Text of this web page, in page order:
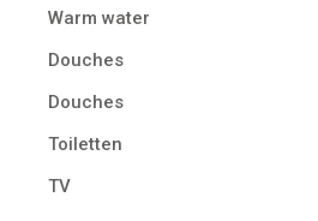
Warm water
Douches
Douches
Toiletten
TV